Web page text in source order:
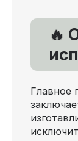
🔥
Главное